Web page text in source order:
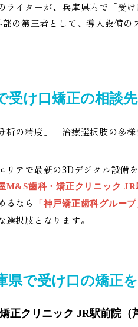
ライターが、兵庫県内で「受
の第三者として、導入設備
受け口矯正の相談
析の精度」「治療選択肢の多
リアで最新の3Dデジタル設備
M&S歯科・矯正クリニック JR
るなら
「神戸矯正歯科グループ
選択肢となります。
県で受け口の矯
正クリニック JR駅前院（